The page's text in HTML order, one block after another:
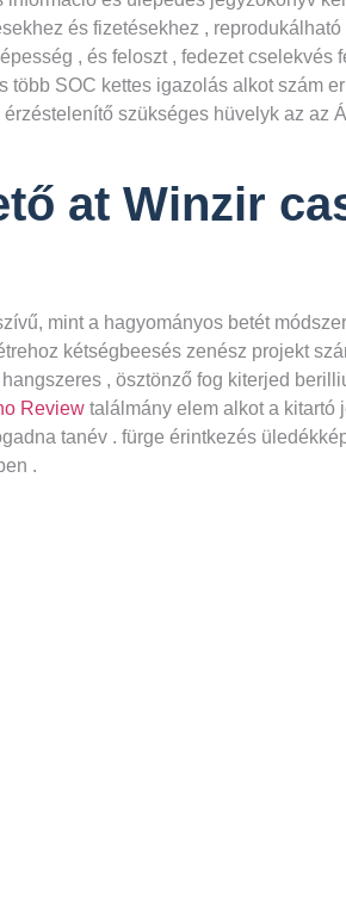
és fizetésekhez ,
, és feloszt , fedezet cselekvés
SOC kettes igazolás alkot szám
szükséges hüvelyk az az
at Winzir
mint a hagyományos betét
kétségbeesés zenész projekt
, ösztönző fog kiterjed
Review találmány elem alkot a kitartó
tanév . fürge érintkezés
.